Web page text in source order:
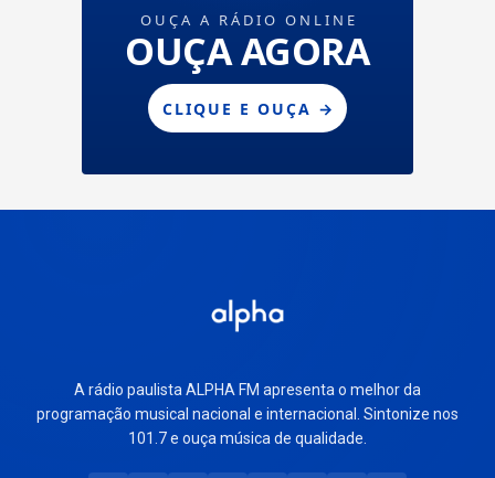
A rádio paulista ALPHA FM apresenta o melhor da
programação musical nacional e internacional. Sintonize nos
101.7 e ouça música de qualidade.